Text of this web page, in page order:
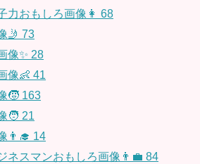
力おもしろ画像👩 68
🤳 73
像✨ 28
像👶 41
🧒 163
🧑 21
👨‍🎓 14
ネスマンおもしろ画像👨‍💼 84